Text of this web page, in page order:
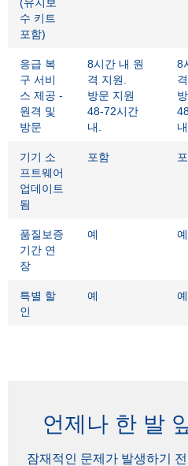
수 키트
포함)
응급 복
구 서비
스 제공 -
원격 및
방문
8시간 내 원
격 지원.
방문 지원
48-72시간
내.
8
내.
기기 소
프트웨어
업데이트
됨
포함
품질보증
기간 연
장
예 예
특별 할
인
예 예
언제나 한 발
잠재적인 문제가 발생하기